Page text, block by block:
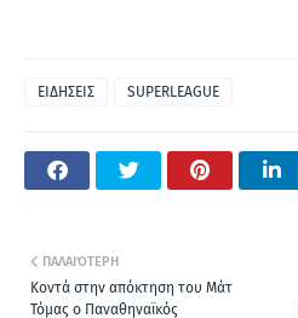
ΕΙΔΗΣΕΙΣ SUPERLEAGUE
ΠΑΛΑΙΌΤΕΡΗ
Κοντά στην απόκτηση του Μάτ
Τόμας ο Παναθηναϊκός